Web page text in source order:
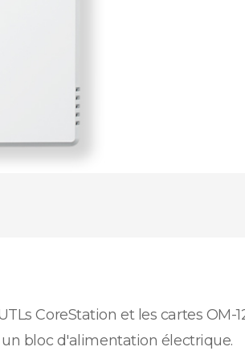
CoreStation et les cartes
bloc d'alimentation électrique.